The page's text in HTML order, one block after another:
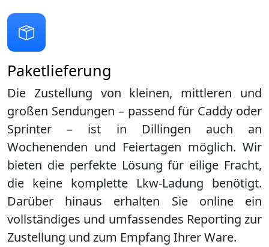
Paketlieferung
Die Zustellung von kleinen, mittleren und
großen Sendungen – passend für Caddy oder
Sprinter – ist in Dillingen auch an
Wochenenden und Feiertagen möglich. Wir
bieten die perfekte Lösung für eilige Fracht,
die keine komplette Lkw-Ladung benötigt.
Darüber hinaus erhalten Sie online ein
vollständiges und umfassendes Reporting zur
Zustellung und zum Empfang Ihrer Ware.